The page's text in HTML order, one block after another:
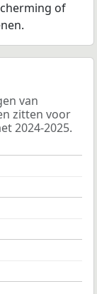
of
van
zitten voor
2024-2025.